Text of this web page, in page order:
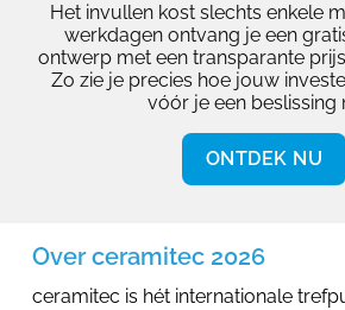
Het invullen kost slechts enkele
werkdagen ontvang je een
ontwerp met een transparante
Zo zie je precies hoe jouw
vóór je een beslissing
ONTDEK NU
Over ceramitec 2026
ceramitec is hét internationale